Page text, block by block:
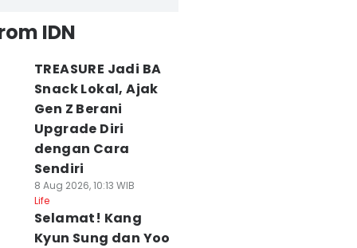
IDN
TREASURE Jadi BA
Snack Lokal, Ajak
Gen Z Berani
Upgrade Diri
dengan Cara
Sendiri
8 Aug 2026, 10:13 WIB
Life
Selamat! Kang
Kyun Sung dan Yoo